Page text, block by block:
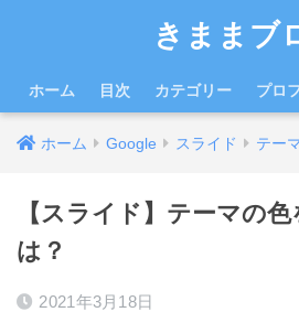
きままブ
ホーム 目次 カテゴリー プロ
ホーム Google スライド テー
【スライド】テーマの
は？
2021年3月18日